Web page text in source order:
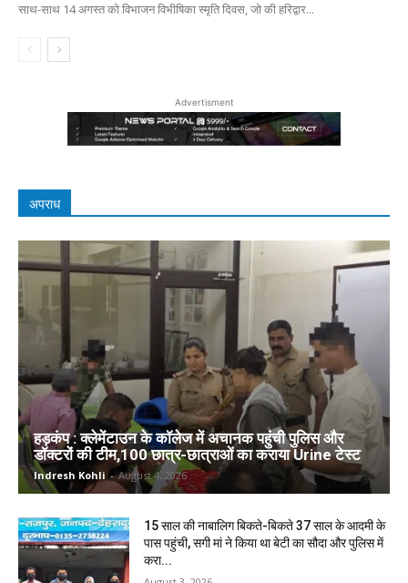
साथ-साथ 14 अगस्त को विभाजन विभीषिका स्मृति दिवस, जो की हरिद्वार...
Advertisment
अपराध
हड़कंप : क्लेमेंटाउन के कॉलेज में अचानक पहुंची पुलिस और
डॉक्टरों की टीम,100 छात्र-छात्राओं का कराया Urine टेस्ट
Indresh Kohli - August 4, 2026
15 साल की नाबालिग बिकते-बिकते 37 साल के आदमी के
पास पहुंची, सगी मां ने किया था बेटी का सौदा और पुलिस में
करा...